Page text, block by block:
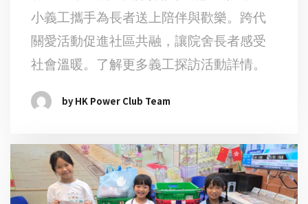
小義工攜手為長者送上陪伴與歡樂。跨代
關愛活動促進社區共融，讓院舍長者感受
社會溫暖。了解更多義工探訪活動詳情。
by HK Power Club Team